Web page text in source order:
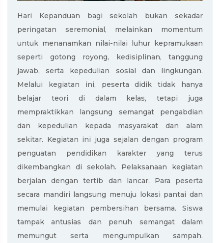
Hari Kepanduan bagi sekolah bukan sekadar
peringatan seremonial, melainkan momentum
untuk menanamkan nilai-nilai luhur kepramukaan
seperti gotong royong, kedisiplinan, tanggung
jawab, serta kepedulian sosial dan lingkungan.
Melalui kegiatan ini, peserta didik tidak hanya
belajar teori di dalam kelas, tetapi juga
mempraktikkan langsung semangat pengabdian
dan kepedulian kepada masyarakat dan alam
sekitar. Kegiatan ini juga sejalan dengan program
penguatan pendidikan karakter yang terus
dikembangkan di sekolah. Pelaksanaan kegiatan
berjalan dengan tertib dan lancar. Para peserta
secara mandiri langsung menuju lokasi pantai dan
memulai kegiatan pembersihan bersama. Siswa
tampak antusias dan penuh semangat dalam
memungut serta mengumpulkan sampah.